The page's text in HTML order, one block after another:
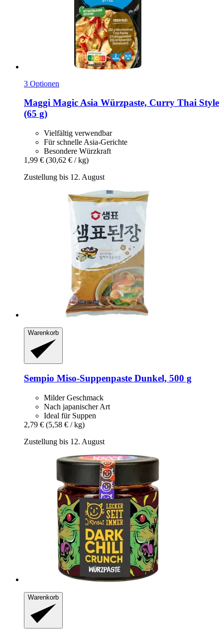
3 Optionen
Maggi Magic Asia Würzpaste, Curry Thai Style
(65 g)
Vielfältig verwendbar
Für schnelle Asia-Gerichte
Besondere Würzkraft
1,99 € (30,62 € / kg)
Zustellung bis 12. August
Warenkorb
Sempio Miso-​Suppenpaste Dunkel, 500 g
Milder Geschmack
Nach japanischer Art
Ideal für Suppen
2,79 € (5,58 € / kg)
Zustellung bis 12. August
Warenkorb